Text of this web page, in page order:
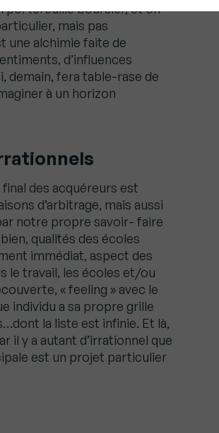
portefeuille boursier, et on
mais pas
une alchimie faite de
d’influences
demain, fera table-rase de
à un horizon
des acquéreurs est
d’arbitrage, mais aussi
notre propre savoir- faire
qualités des écoles
immédiat, aspect des
le travail, les écoles et/ou
« feeling » avec le
individu a sa propre grille
la liste est infinie. Et là,
il y a autant d’irrationnel que
est un projet particulier